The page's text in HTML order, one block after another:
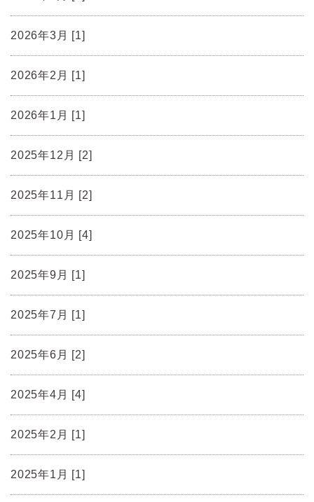
2026年3月 [1]
2026年2月 [1]
2026年1月 [1]
2025年12月 [2]
2025年11月 [2]
2025年10月 [4]
2025年9月 [1]
2025年7月 [1]
2025年6月 [2]
2025年4月 [4]
2025年2月 [1]
2025年1月 [1]